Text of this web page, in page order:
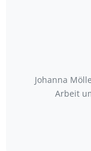
Johanna
Arbeit